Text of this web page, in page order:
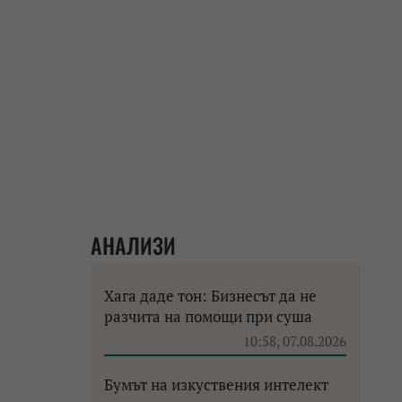
АНАЛИЗИ
Хага даде тон: Бизнесът да не
разчита на помощи при суша
10:58, 07.08.2026
Бумът на изкуствения интелект